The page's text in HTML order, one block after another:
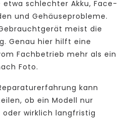
schlechter Akku, Face-
und Gehäuseprobleme.
meist die
Genau hier hilft eine
Fachbetrieb mehr als ein
Foto.
kann
ob ein Modell nur
wirklich langfristig